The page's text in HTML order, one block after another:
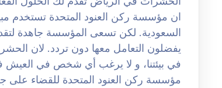
ان مؤسسة ركن العنود المتحدة تستخدم
السعودية. لكن تسعى المؤسسة جاهدة
يفضلون التعامل معها دون تردد. لان
في بيئتنا، و لا يرغب أي شخص في العيش
مؤسسة ركن العنود المتحدة للقضاء على